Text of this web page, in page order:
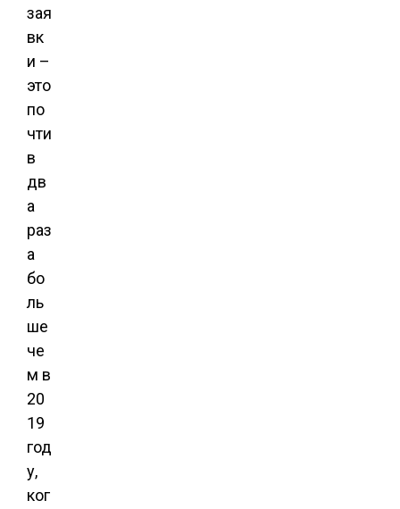
зая
вк
и –
это
по
чти
в
дв
а
раз
а
бо
ль
ше
че
м в
20
19
год
у,
ког